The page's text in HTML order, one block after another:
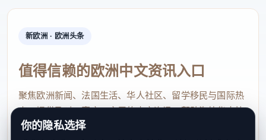
新欧洲 · 欧洲头条
值得信赖的欧洲中文资讯入口
聚焦欧洲新闻、法国生活、华人社区、留学移民与国际热
点，提供及时、真实、实用的中文资讯，帮助海外华人快
速了解欧洲动态。
你的隐私选择